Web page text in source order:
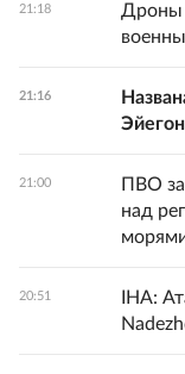
21:18
Дроны
21:16
21:00
ПВО
над
20:51
IHA: